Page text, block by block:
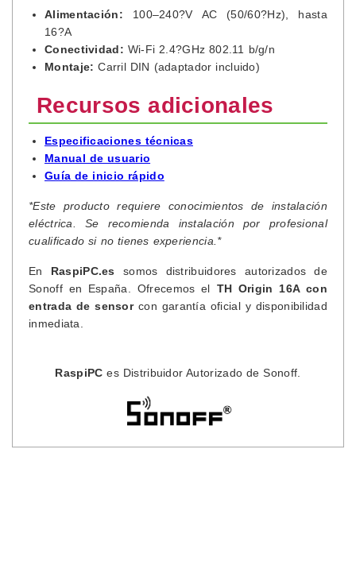
Alimentación: 100–240?V AC (50/60?Hz), hasta
16?A
Conectividad: Wi-Fi 2.4?GHz 802.11 b/g/n
Montaje: Carril DIN (adaptador incluido)
Recursos adicionales
Especificaciones técnicas
Manual de usuario
Guía de inicio rápido
*Este producto requiere conocimientos de instalación
eléctrica. Se recomienda instalación por profesional
cualificado si no tienes experiencia.*
En RaspiPC.es
somos distribuidores autorizados de
Sonoff en España. Ofrecemos el TH Origin 16A con
entrada de sensorcon garantía oficial y disponibilidad
inmediata.
RaspiPC es Distribuidor Autorizado de Sonoff.